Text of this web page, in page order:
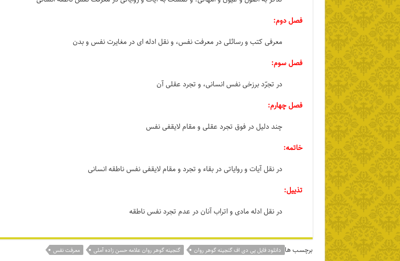
فصل دوم:
معرفی کتب و رسائلی در معرفت نفس، و نقل ادله ای در مغایرت نفس و بدن
فصل سوم:
در تجرّد برزخی نفس انسانی، و تجرد عقلی آن
فصل چهارم:
چند دلیل در فوق تجرد عقلی و مقام لایقفی نفس
خاتمه:
در نقل آیات و روایاتی در بقاء و تجرد و مقام لایقفی نفس ناطقه انسانی
تذییل:
در نقل ادله مادی و اتراب آنان در عدم تجرد نفس ناطقه
برچسب ها دانلود فایل پی دی اف گنجینه گوهر روان گنجینه گوهر روان علامه حسن زاده آملی معرفت نفس